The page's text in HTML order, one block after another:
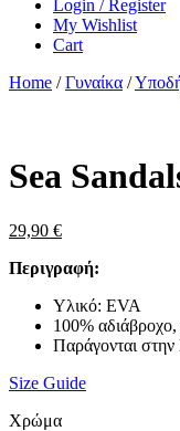
Login / Register
My Wishlist
Cart
Home /Γυναίκα /
Sea
29,90 €
Περιγραφή:
Υλικό: EVA
100% αδιάβροχο,
Παράγονται
Size Guide
Χρώμα